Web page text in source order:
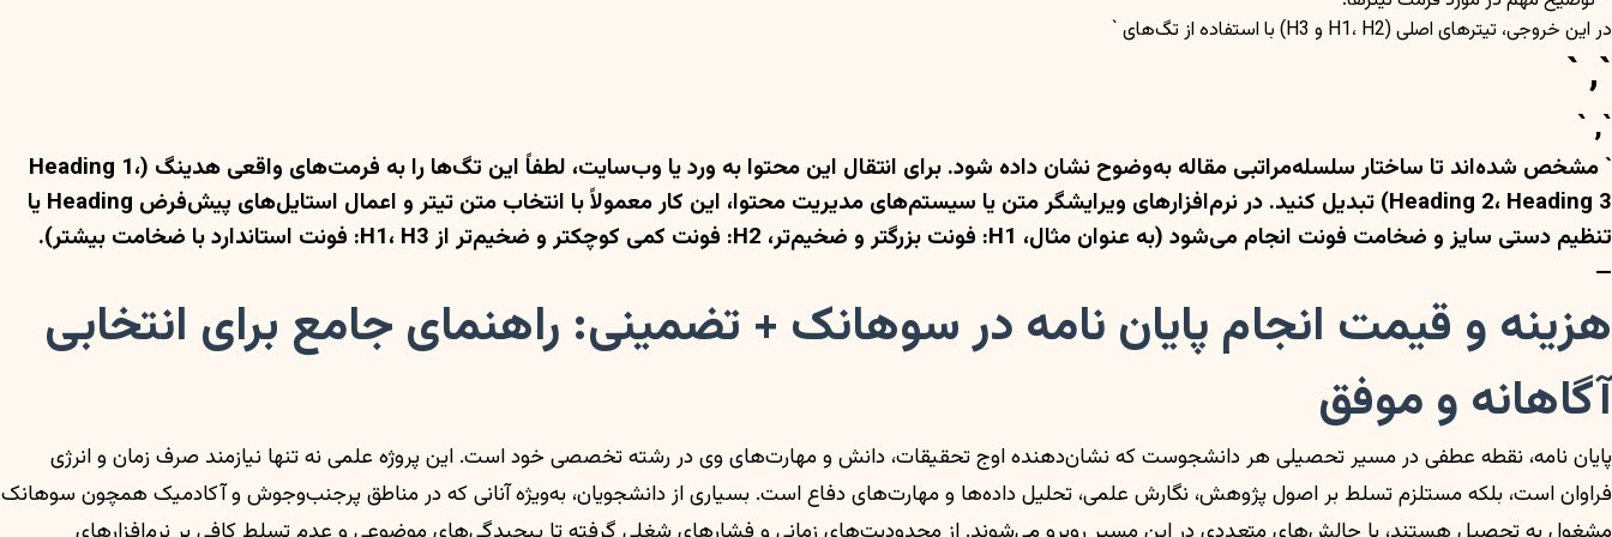
در این خروجی، تیترهای اصلی (H1، H2 و H3) با استفاده از تگ‌های `
`, `
`, `
` مشخص شده‌اند تا ساختار سلسله‌مراتبی مقاله به‌وضوح نشان داده شود. برای انتقال این محتوا به ورد یا وب‌سایت، لطفاً این تگ‌ها را به فرمت‌های واقعی هدینگ (Heading 1،
Heading 2، Heading 3) تبدیل کنید. در نرم‌افزارهای ویرایشگر متن یا سیستم‌های مدیریت محتوا، این کار معمولاً با انتخاب متن تیتر و اعمال استایل‌های پیش‌فرض Heading یا
تنظیم دستی سایز و ضخامت فونت انجام می‌شود (به عنوان مثال، H1: فونت بزرگتر و ضخیم‌تر، H2: فونت کمی کوچکتر و ضخیم‌تر از H1، H3: فونت استاندارد با ضخامت بیشتر).
—
هزینه و قیمت انجام پایان نامه در سوهانک + تضمینی: راهنمای جامع برای انتخابی
آگاهانه و موفق
پایان نامه، نقطه عطفی در مسیر تحصیلی هر دانشجوست که نشان‌دهنده اوج تحقیقات، دانش و مهارت‌های وی در رشته تخصصی خود است. این پروژه علمی نه تنها نیازمند صرف زمان و انرژی
فراوان است، بلکه مستلزم تسلط بر اصول پژوهش، نگارش علمی، تحلیل داده‌ها و مهارت‌های دفاع است. بسیاری از دانشجویان، به‌ویژه آنانی که در مناطق پرجنب‌وجوش و آکادمیک همچون سوهانک